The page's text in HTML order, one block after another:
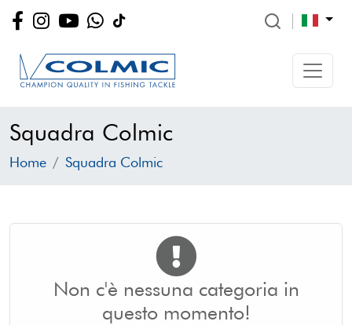
Squadra Colmic
Home Squadra Colmic
Non c'è nessuna categoria in
questo momento!